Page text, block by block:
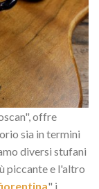
offre
sia in termini
diversi stufani
piccante e l'altro
" i